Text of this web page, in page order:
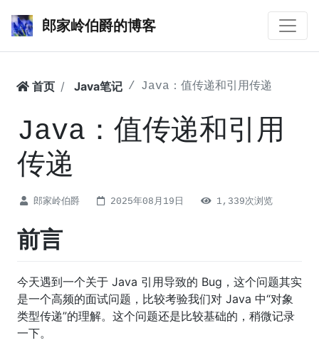
郎家岭伯爵的博客
首页 Java笔记 Java：值传递和引用传递
Java：值传递和引用
传递
郎家岭伯爵 2025年08月19日 1,339次浏览
前言
今天遇到一个关于 Java 引用导致的 Bug，这个问题其实
是一个高频的面试问题，比较考验我们对 Java 中“对象
类型传递”的理解。这个问题还是比较基础的，稍微记录
一下。